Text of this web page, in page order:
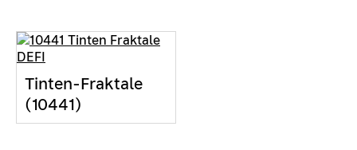
Tinten-Fraktale
(10441)